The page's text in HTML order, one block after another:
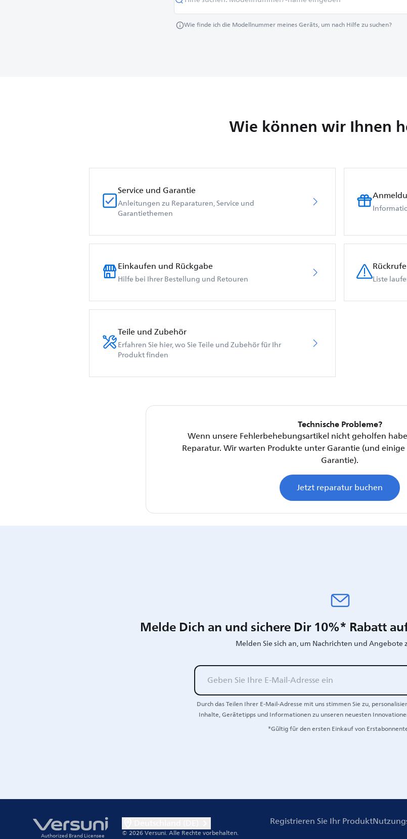
Wie finde ich die Modellnummer meines Geräts, um nach Hilfe zu suchen?
Wie können wir Ihnen
Service und Garantie
Anleitungen zu Reparaturen, Service und
Garantiethemen
Einkaufen und Rückgabe
Hilfe bei Ihrer Bestellung und Retouren Liste
Teile und Zubehör
Erfahren Sie hier, wo Sie Teile und Zubehör für Ihr
Produkt finden
Technische Probleme?
Wenn unsere Fehlerbehebungsartikel nicht geholfen
Reparatur. Wir warten Produkte unter Garantie (und
Garantie).
Jetzt reparatur buchen
Melde Dich an und sichere Dir 10%* Rabatt
Melden Sie sich an, um Nachrichten und Angebote
Durch das Teilen Ihrer E-Mail-Adresse mit uns stimmen Sie zu,
Inhalte, Gerätetipps und Informationen zu unseren neuesten
*Gültig für den ersten Einkauf von
Authorized Brand Licensee
Registrieren Sie Ihr Produkt
© 2026 Versuni.Alle Rechte vorbehalten.